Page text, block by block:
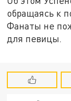
обращаясь к
Фанаты не
для певицы.